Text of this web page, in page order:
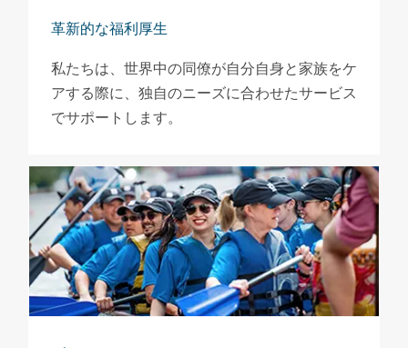
革新的な福利厚生
私たちは、世界中の同僚が自分自身と家族をケ
アする際に、独自のニーズに合わせたサービス
でサポートします。